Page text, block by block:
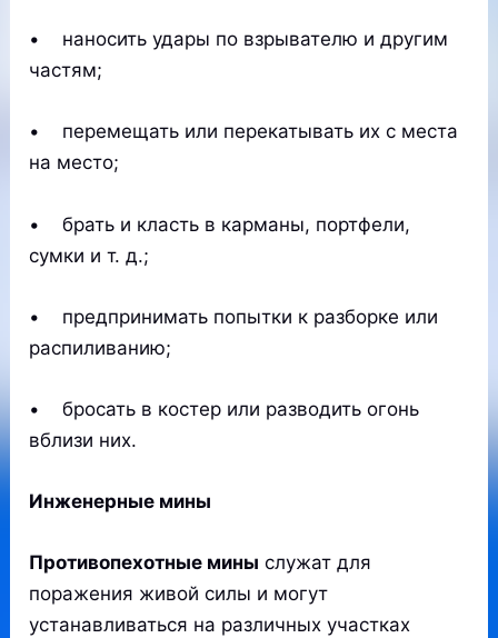
• наносить удары по взрывателю и другим
частям;
• перемещать или перекатывать их с места
на место;
• брать и класть в карманы, портфели,
сумки и т. д.;
• предпринимать попытки к разборке или
распиливанию;
• бросать в костер или разводить огонь
вблизи них.
Инженерные мины
Противопехотные мины служат для
поражения живой силы и могут
устанавливаться на различных участках